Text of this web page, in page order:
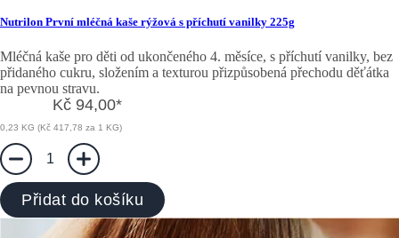
Nutrilon První mléčná kaše rýžová s příchutí vanilky 225g
Mléčná kaše pro děti od ukončeného 4. měsíce, s příchutí vanilky, bez
přidaného cukru, složením a texturou přizpůsobená přechodu děťátka
na pevnou stravu.
Kč 94,00*
0,23 KG (Kč 417,78 za 1 KG)
1
Přidat do košíku